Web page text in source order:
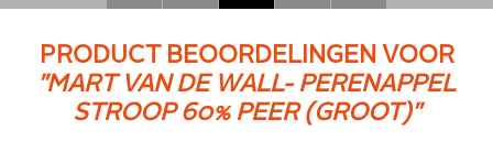
PRODUCT BEOORDELINGEN VOOR
MART VAN DE WALL- PERENAPPEL
STROOP 60% PEER (GROOT)